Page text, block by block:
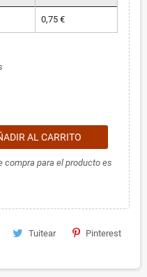
0,75 €
AL CARRITO
compra para el producto es
Tuitear Pinterest